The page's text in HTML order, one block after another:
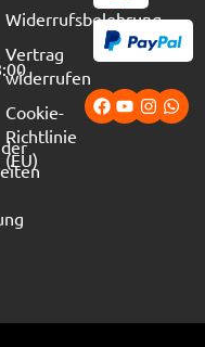
Widerrufsbelehrung
Vertrag
widerrufen
Cookie-
Richtlinie
(EU)